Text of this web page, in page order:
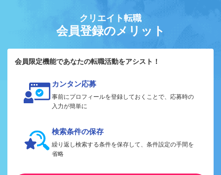
クリエイト転職
会員登録のメリット
会員限定機能であなたの転職活動をアシスト！
カンタン応募
事前にプロフィールを登録しておくことで、応募時の
入力が簡単に
検索条件の保存
繰り返し検索する条件を保存して、条件設定の手間を
省略